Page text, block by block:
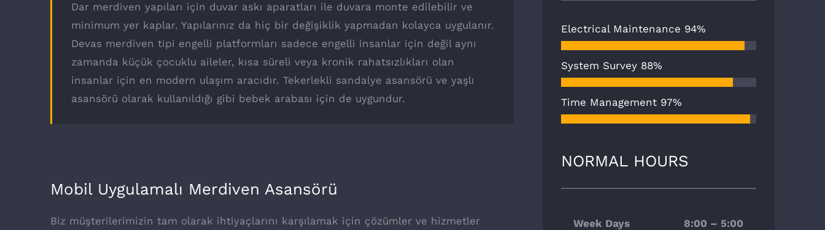
Dar merdiven yapıları için duvar askı aparatları ile duvara monte edilebilir ve
minimum yer kaplar. Yapılarınız da hiç bir değişiklik yapmadan kolayca uygulanır.
Devas merdiven tipi engelli platformları sadece engelli insanlar için değil aynı
zamanda küçük çocuklu aileler, kısa süreli veya kronik rahatsızlıkları olan
insanlar için en modern ulaşım aracıdır. Tekerlekli sandalye asansörü ve yaşlı
asansörü olarak kullanıldığı gibi bebek arabası için de uygundur.
Mobil Uygulamalı Merdiven Asansörü
Biz müşterilerimizin tam olarak ihtiyaçlarını karşılamak için çözümler ve hizmetler
Electrical Maintenance 94%
System Survey 88%
Time Management 97%
NORMAL HOURS
Week Days 8:00 – 5:00